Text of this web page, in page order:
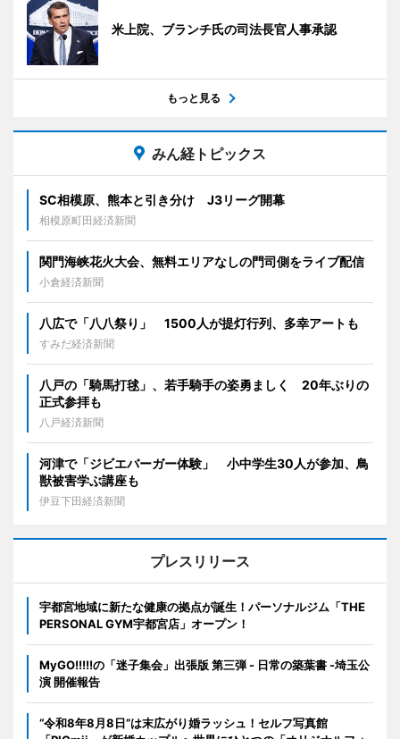
米上院、ブランチ氏の司法長官人事承認
もっと見る
みん経トピックス
SC相模原、熊本と引き分け J3リーグ開幕
相模原町田経済新聞
関門海峡花火大会、無料エリアなしの門司側をライブ配信
小倉経済新聞
八広で「八八祭り」 1500人が提灯行列、多幸アートも
すみだ経済新聞
八戸の「騎馬打毬」、若手騎手の姿勇ましく 20年ぶりの
正式参拝も
八戸経済新聞
河津で「ジビエバーガー体験」 小中学生30人が参加、鳥
獣被害学ぶ講座も
伊豆下田経済新聞
プレスリリース
宇都宮地域に新たな健康の拠点が誕生！パーソナルジム「THE
PERSONAL GYM宇都宮店」オープン！
MyGO!!!!!の「迷子集会」出張版 第三弾 - 日常の築葉書 -埼玉公
演 開催報告
“令和8年8月8日”は末広がり婚ラッシュ！セルフ写真館